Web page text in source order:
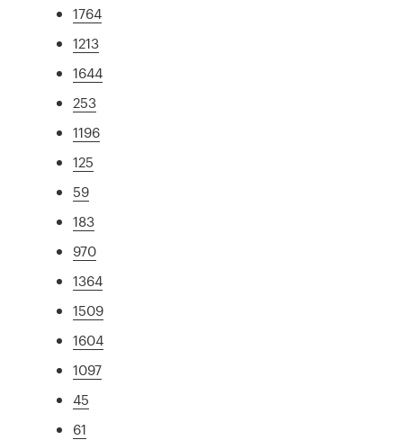
1764
1213
1644
253
1196
125
59
183
970
1364
1509
1604
1097
45
61